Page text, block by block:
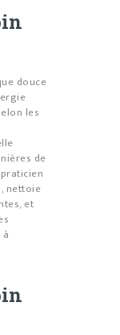
douce
les
de
nettoie
et